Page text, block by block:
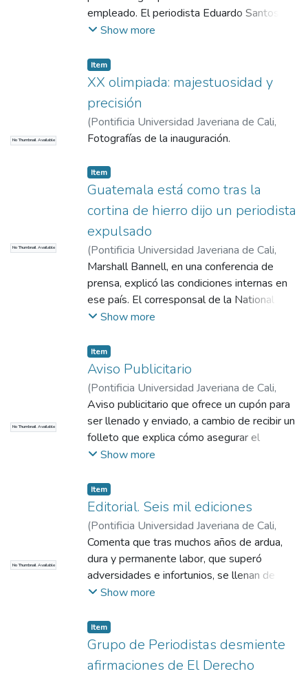
empleado. El periodista Eduardo Santos
Olarte, co-director del radioperiódico
y propaganda de la gobernación no dejó
pasar al periodista.
Show more
No Thumbnail Available
Item
XX olimpiada: majestuosidad y
precisión
(Pontificia Universidad Javeriana de Cali,
1972)El País, Cali
Fotografías de la inauguración.
No Thumbnail Available
Item
Guatemala está como tras la
cortina de hierro dijo un periodista
expulsado
(Pontificia Universidad Javeriana de Cali,
2017)COMHISTORIA
Marshall Bannell, en una conferencia de
prensa, explicó las condiciones internas en
ese país. El corresponsal de la National
Broad Casting Company –NBC- se refiere a
noticias antagónicas. Dice que el país esta
dominado por comunistas y se sostiene en
el poder por métodos de fuerza. Las
autoridades oficiales abren y escudriñan
todas las comunicaciones que entran y salen
y que la prensa independiente ha sido
completamente sofocada y las
congreso.
Show more
No Thumbnail Available
Item
Aviso Publicitario
(Pontificia Universidad Javeriana de Cali,
1970 )El País, Cali
Aviso publicitario que ofrece un cupón para
ser llenado y enviado, a cambio de recibir un
folleto que explica cómo asegurar el
porvenir aprendiendo en casa radio –
que le ayudará a convertirse en técnico en
electrónica en el campo de la radio –
televisión.
Show more
No Thumbnail Available
Item
Editorial. Seis mil ediciones
(Pontificia Universidad Javeriana de Cali,
2017)COMHISTORIA
Comenta que tras muchos años de ardua,
dura y permanente labor, que superó
adversidades e infortunios, se llenan de
orgullo al alcanzar la empinada cima dentro
de Nariño, de Pasto, los de la colectividad
política a cuyo servicio ha ofrecido esta
diaria contribución.
Show more
Item
Grupo de Periodistas desmiente
afirmaciones de El Derecho